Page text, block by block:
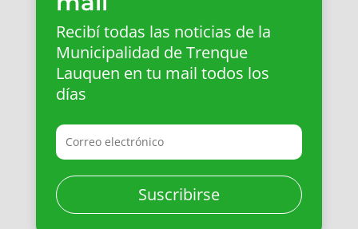
Recibí todas las noticias de la
Municipalidad de Trenque
Lauquen en tu mail todos los
días
Suscribirse